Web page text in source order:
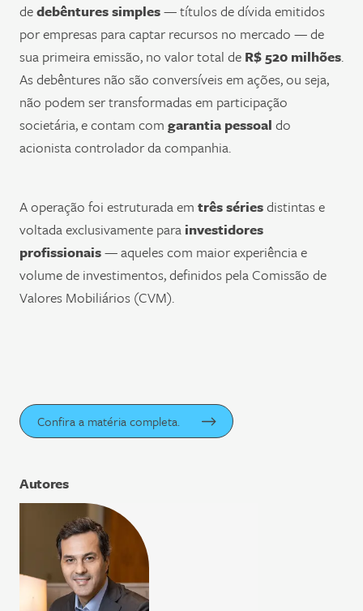
Autores
dedebêntures simples— títulos de dívida emitidos
por empresas para captar recursos no mercado — de
sua primeira emissão, no valor total de R$ 520 milhões.
As debêntures não são conversíveis em ações, ou seja,
não podem ser transformadas em participação
societária, e contam com garantia pessoal do
acionista controlador da companhia.
A operação foi estruturada em três sériesdistintas e
voltada exclusivamente para investidores
profissionais— aqueles com maior experiência e
volume de investimentos, definidos pela Comissão de
Valores Mobiliários (CVM).
Confira a matéria completa.